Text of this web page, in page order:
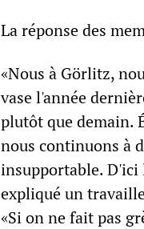
La réponse des
«Nous à Görlitz,
vase l'année
plutôt que demain.
nous continuons à
insupportable. D'ici
expliqué un
«Si on ne fait pas